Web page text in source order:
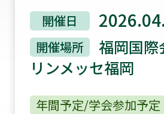
開催日
開催場所
福岡国際
リンメッセ福岡
年間予定/学会参加予定